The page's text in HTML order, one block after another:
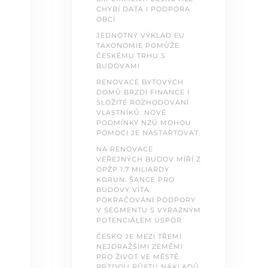
CHYBÍ DATA I PODPORA
OBCÍ
JEDNOTNÝ VÝKLAD EU
TAXONOMIE POMŮŽE
ČESKÉMU TRHU S
BUDOVAMI
RENOVACE BYTOVÝCH
DOMŮ BRZDÍ FINANCE I
SLOŽITÉ ROZHODOVÁNÍ
VLASTNÍKŮ. NOVÉ
PODMÍNKY NZÚ MOHOU
POMOCI JE NASTARTOVAT.
NA RENOVACE
VEŘEJNÝCH BUDOV MÍŘÍ Z
OPŽP 1,7 MILIARDY
KORUN. ŠANCE PRO
BUDOVY VÍTÁ
POKRAČOVÁNÍ PODPORY
V SEGMENTU S VÝRAZNÝM
POTENCIÁLEM ÚSPOR.
ČESKO JE MEZI TŘEMI
NEJDRAŽŠÍMI ZEMĚMI
PRO ŽIVOT VE MĚSTĚ.